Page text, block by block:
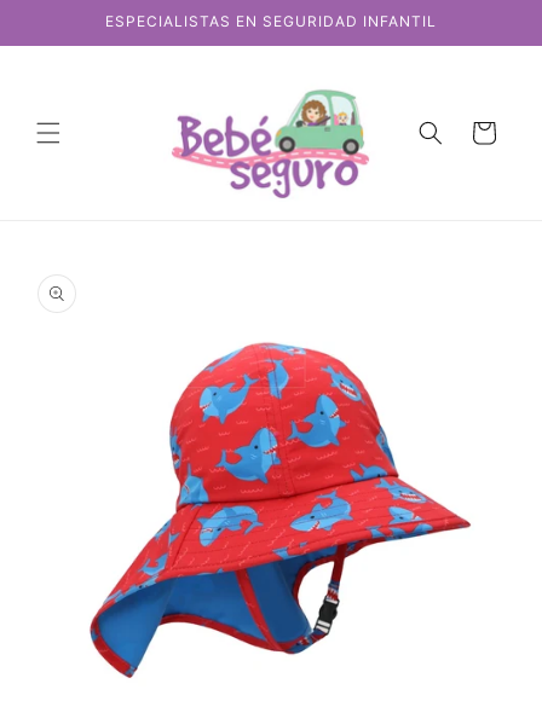
directamente
al contenido
ESPECIALISTAS EN SEGURIDAD INFANTIL
Carrito
a la
información